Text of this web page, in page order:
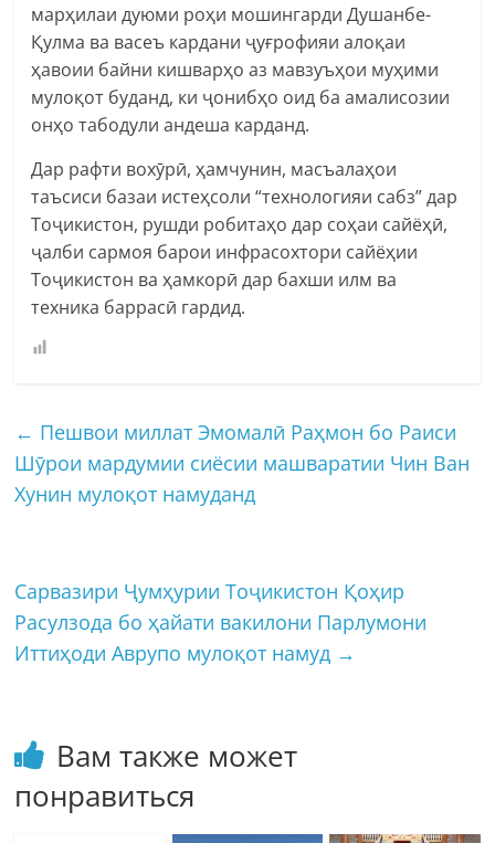
марҳилаи дуюми роҳи мошингарди Душанбе-
Қулма ва васеъ кардани ҷуғрофияи алоқаи
ҳавоии байни кишварҳо аз мавзуъҳои муҳими
мулоқот буданд, ки ҷонибҳо оид ба амалисозии
онҳо табодули андеша карданд.
Дар рафти вохӯрӣ, ҳамчунин, масъалаҳои
таъсиси базаи истеҳсоли “технологияи сабз” дар
Тоҷикистон, рушди робитаҳо дар соҳаи сайёҳӣ,
ҷалби сармоя барои инфрасохтори сайёҳии
Тоҷикистон ва ҳамкорӣ дар бахши илм ва
техника баррасӣ гардид.
← Пешвои миллат Эмомалӣ Раҳмон бо Раиси
Шӯрои мардумии сиёсии машваратии Чин Ван
Хунин мулоқот намуданд
Сарвазири Ҷумҳурии Тоҷикистон Қоҳир
Расулзода бо ҳайати вакилони Парлумони
Иттиҳоди Аврупо мулоқот намуд →
Вам также может
понравиться